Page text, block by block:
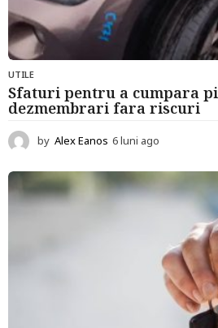
UTILE
Sfaturi pentru a cumpara
dezmembrari fara riscuri
by Alex Eanos 6 luni ago
u
n